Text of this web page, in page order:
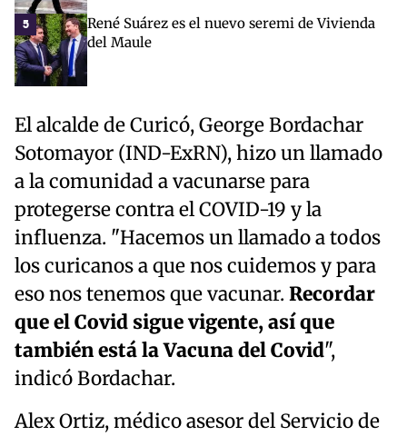
5
René Suárez es el nuevo seremi de Vivienda
del Maule
El alcalde de Curicó, George Bordachar
Sotomayor (IND-ExRN), hizo un llamado
a la comunidad a vacunarse para
protegerse contra el COVID-19 y la
influenza. "Hacemos un llamado a todos
los curicanos a que nos cuidemos y para
eso nos tenemos que vacunar. Recordar
que el Covid sigue vigente, así que
también está la Vacuna del Covid",
indicó Bordachar.
Alex Ortiz, médico asesor del Servicio de